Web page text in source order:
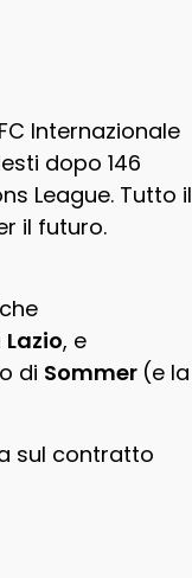
Internazionale
dopo 146
League. Tutto il
il futuro.
Lazio, e
di Sommer (e la
sul contratto